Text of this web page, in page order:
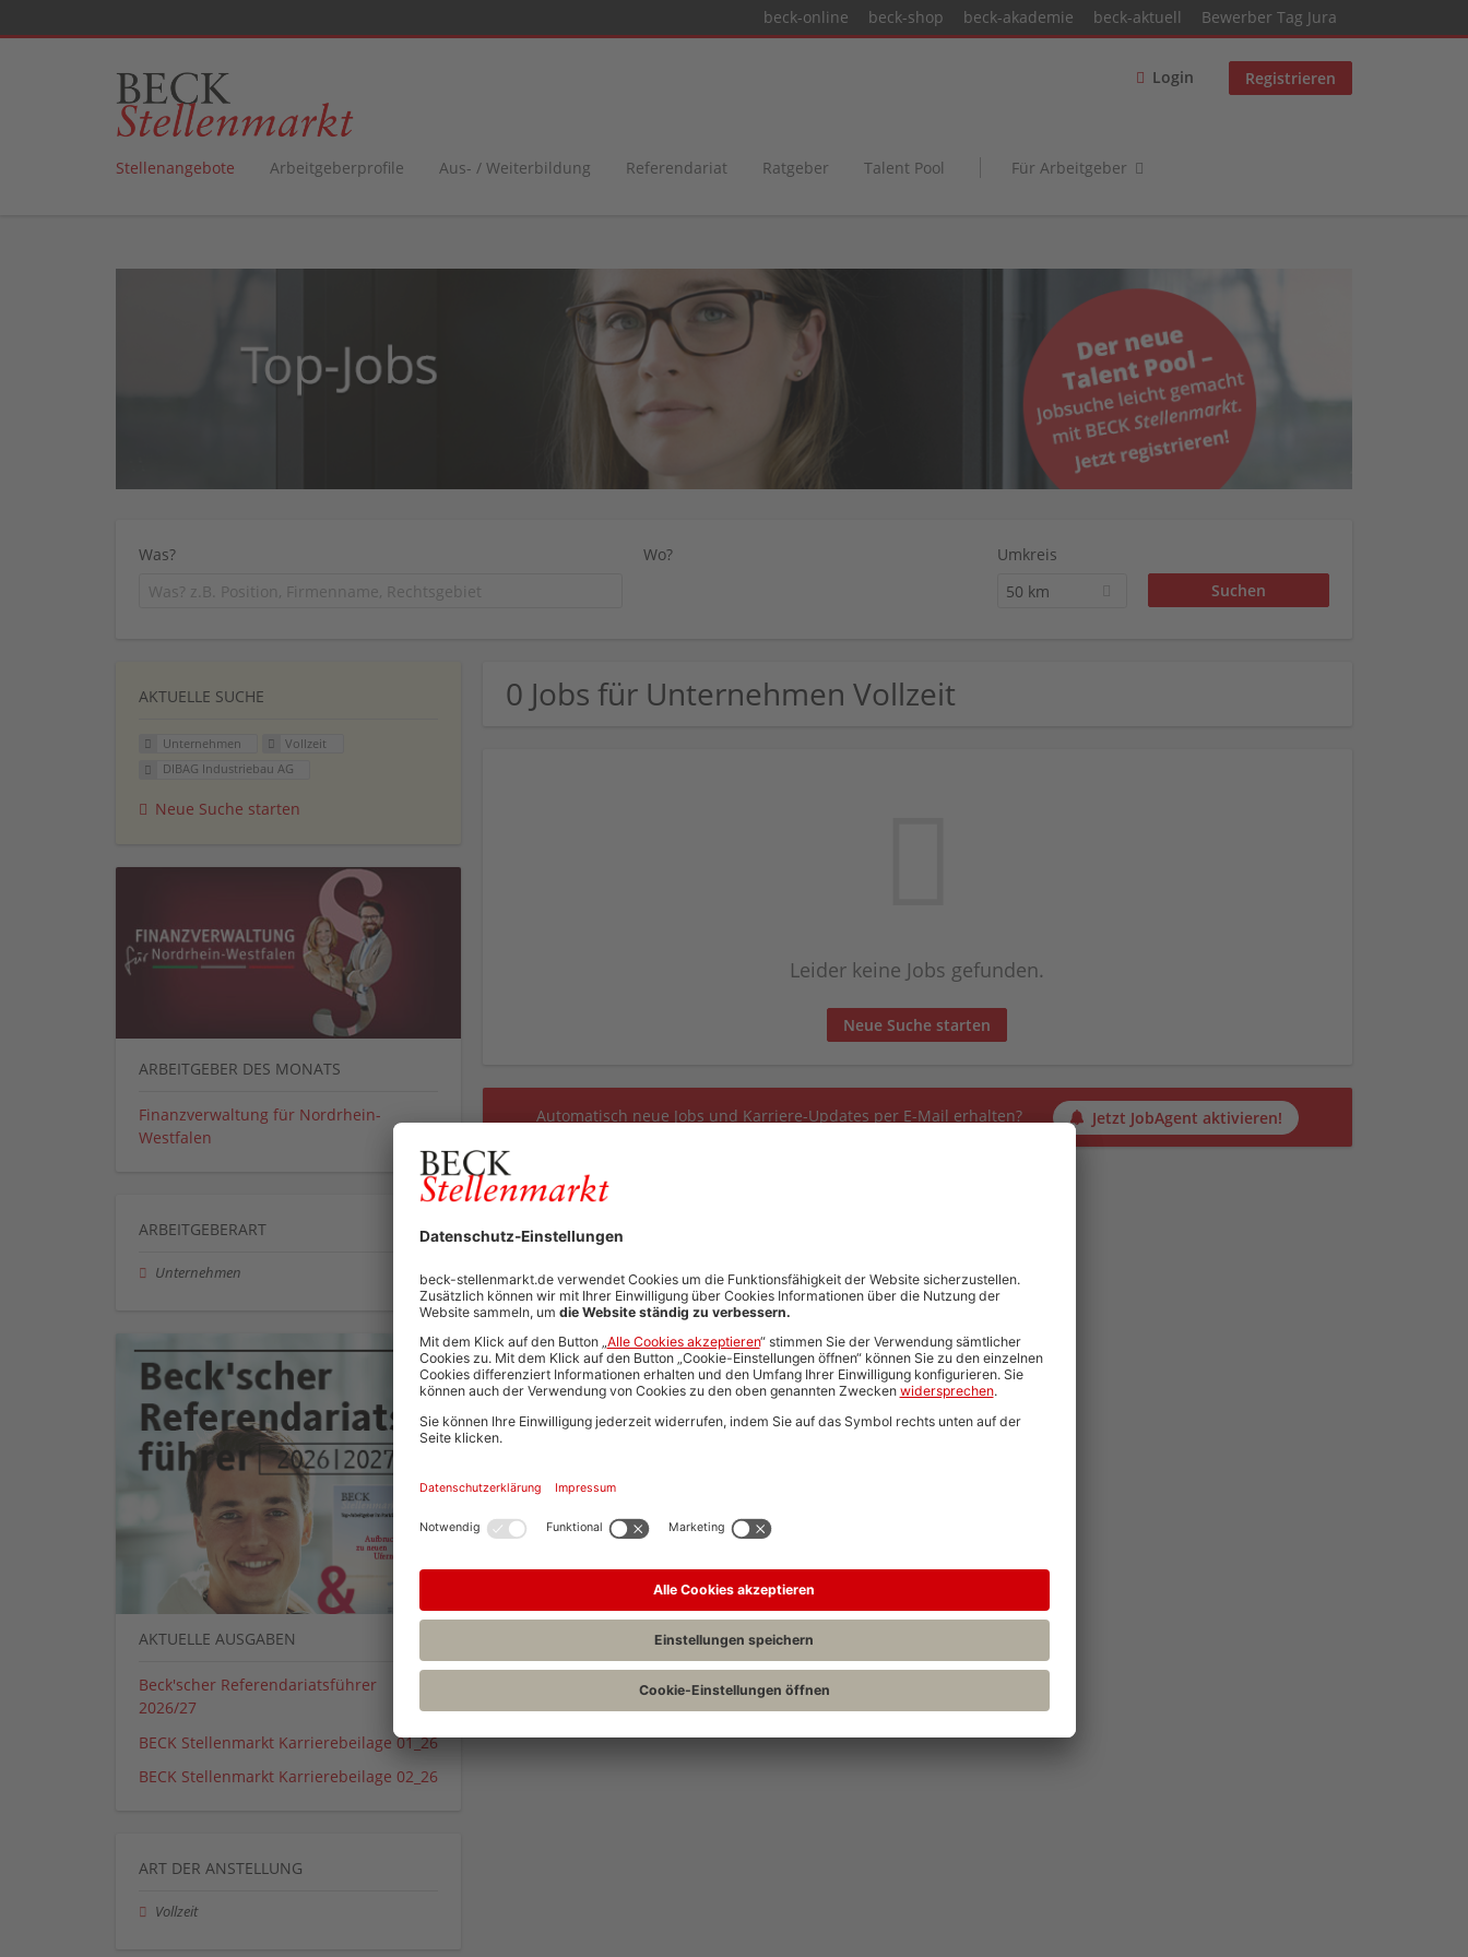
beck-online beck-shop beck-akademie beck-aktuell Bewerber Tag Jura
Login Registrieren
Stellenangebote Arbeitgeberprofile Aus- / Weiterbildung Referendariat Ratgeber Talent Pool Für Arbeitgeber
Was? Wo?
Umkreis
50 km
0 Jobs für Unternehmen Vollzeit
Leider keine Jobs gefunden.
Neue Suche starten
Automatisch neue Jobs und Karriere-Updates per E-Mail erhalten? Jetzt JobAgent aktivieren!
AKTUELLE SUCHE
Unternehmen
Vollzeit
DIBAG Industriebau AG
Neue Suche starten
ARBEITGEBER DES MONATS
Finanzverwaltung für Nordrhein-
Westfalen
ARBEITGEBERART
Unternehmen
AKTUELLE AUSGABEN
Beck'scher Referendariatsführer
2026/27
BECK Stellenmarkt Karrierebeilage 01_26
BECK Stellenmarkt Karrierebeilage 02_26
ART DER ANSTELLUNG
Vollzeit